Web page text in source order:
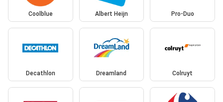
Coolblue Albert Heijn Pro-Duo
Decathlon Dreamland Colruyt